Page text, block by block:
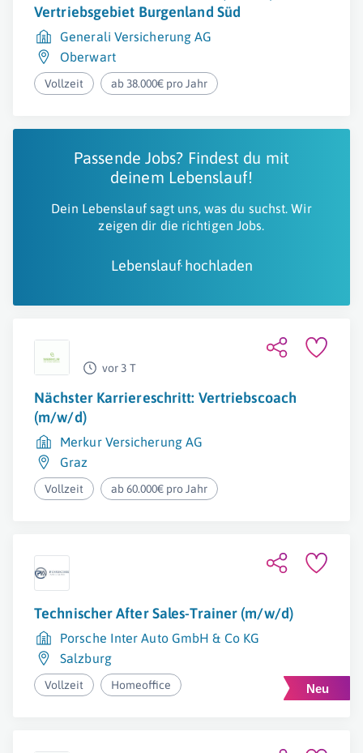
Vertriebsgebiet Burgenland Süd
Generali Versicherung AG
Oberwart
Vollzeit ab 38.000€ pro Jahr
Passende Jobs? Findest du mit
deinem Lebenslauf!
Dein Lebenslauf sagt uns, was du suchst. Wir
zeigen dir die richtigen Jobs.
Lebenslauf hochladen
vor 3 T
Nächster Karriereschritt: Vertriebscoach
(m/w/d)
Merkur Versicherung AG
Graz
Vollzeit ab 60.000€ pro Jahr
Technischer After Sales-Trainer (m/w/d)
Porsche Inter Auto GmbH & Co KG
Salzburg
Vollzeit Homeoffice